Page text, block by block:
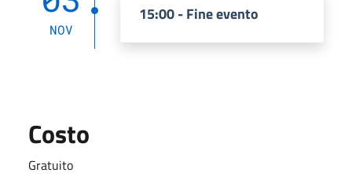
NOV
15:00 - Fine evento
Costo
Gratuito